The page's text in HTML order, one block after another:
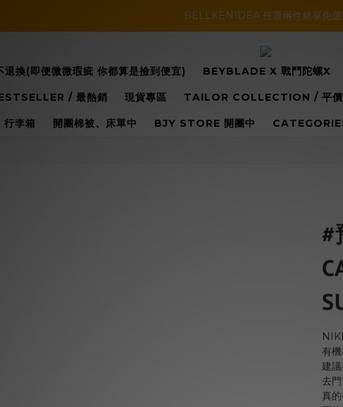
暑假活動登場!! SBG套裝超級優惠價，兩套以上
BELLKENIDEA 任選兩件就享免運
暑假活動登場!! SBG套裝超級優惠價，兩套以上
換(即便微微瑕疵 你都算是撿到便宜) BEYBLADE X 戰鬥陀螺X
/ 最熱銷 現貨專區 TAILOR COLLECTION / 平價
行李箱 開團棉被、床單中 BJY STORE 開團中
#
有
建
去
真